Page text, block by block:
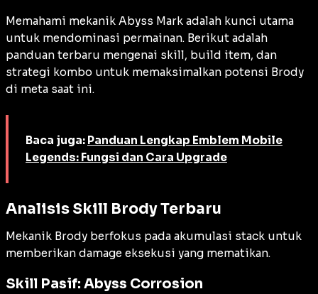
Memahami mekanik Abyss Mark adalah kunci utama
untuk mendominasi permainan. Berikut adalah
panduan terbaru mengenai skill, build item, dan
strategi kombo untuk memaksimalkan potensi Brody
di meta saat ini.
Baca juga: Panduan Lengkap Emblem Mobile
Legends: Fungsi dan Cara Upgrade
Analisis Skill Brody Terbaru
Mekanik Brody berfokus pada akumulasi stack untuk
memberikan damage eksekusi yang mematikan.
Skill Pasif: Abyss Corrosion